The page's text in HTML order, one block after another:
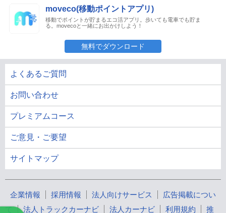
moveco(移動ポイントアプリ)
移動でポイントが貯まるエコ活アプリ。歩いても電車でも貯ま
る。movecoと一緒にお出かけしよう！
無料でダウンロード
よくあるご質問
お問い合わせ
プレミアムコース
ご意見・ご要望
サイトマップ
企業情報 採用情報 法人向けサービス
広告掲載につい
て
法人トラックカーナビ 法人カーナビ 利用規約 推